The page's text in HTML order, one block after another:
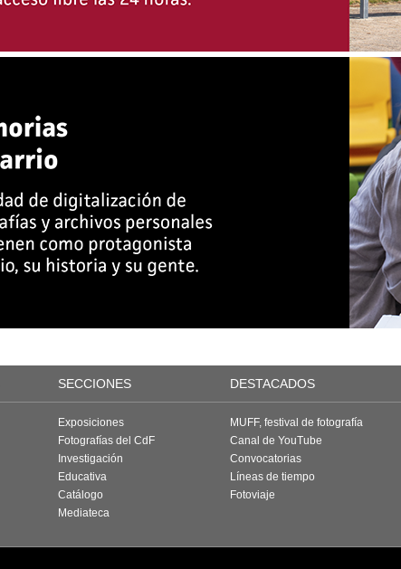
SECCIONES DESTACADOS
Exposiciones
Fotografías del CdF
Investigación
Educativa
Catálogo
Mediateca
MUFF, festival de fotografía
Canal de YouTube
Convocatorias
Líneas de tiempo
Fotoviaje